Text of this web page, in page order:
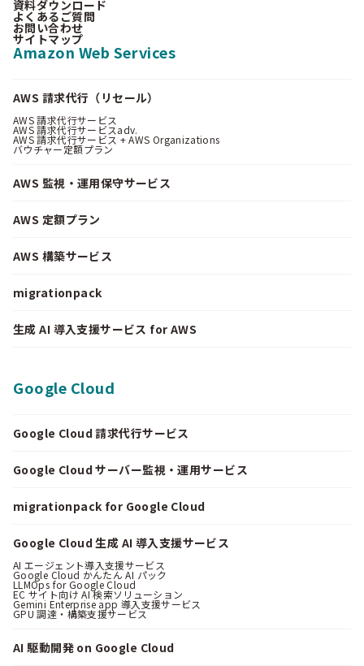
資料ダウンロード
よくあるご質問
お問い合わせ
サイトマップ
Amazon Web Services
AWS 請求代行（リセール）
AWS 請求代行サービス
AWS 請求代行サービスadv.
AWS 請求代行サービス + AWS Organizations
バウチャー定額プラン
AWS 監視・運用保守サービス
AWS 定額プラン
AWS 構築サービス
migrationpack
生成 AI 導入支援サービス for AWS
Google Cloud
Google Cloud 請求代行サービス
Google Cloud サーバー監視・運用サービス
migrationpack for Google Cloud
Google Cloud 生成 AI 導入支援サービス
AI エージェント導入支援サービス
Google Cloud かんたん AI パック
LLMOps for Google Cloud
EC サイト向け AI 検索ソリューション
Gemini Enterprise app 導入支援サービス
GPU 調達・構築支援サービス
AI 駆動開発 on Google Cloud